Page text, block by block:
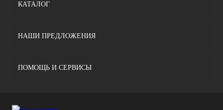
КАТАЛОГ
НАШИ ПРЕДЛОЖЕНИЯ
ПОМОЩЬ И СЕРВИСЫ